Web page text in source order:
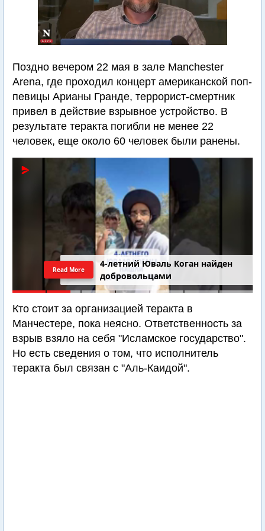
Поздно вечером 22 мая в зале Manchester
Arena, где проходил концерт американской поп-
певицы Арианы Гранде, террорист-смертник
привел в действие взрывное устройство. В
результате теракта погибли не менее 22
человек, еще около 60 человек были ранены.
4-летний Юваль Коган найден
добровольцами
Read More
Кто стоит за организацией теракта в
Манчестере, пока неясно. Ответственность за
взрыв взяло на себя "Исламское государство".
Но есть сведения о том, что исполнитель
теракта был связан с "Аль-Каидой".